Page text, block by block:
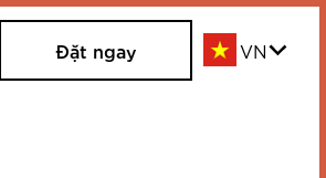
Đặt ngay